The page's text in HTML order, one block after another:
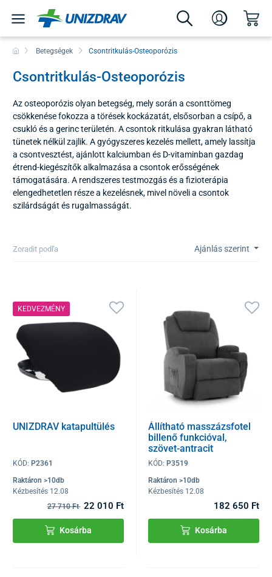
Betegségek Csontritkulás-Osteoporózis
Csontritkulás-Osteoporózis
Az osteoporózis olyan betegség, mely során a csonttömeg
csökkenése fokozza a törések kockázatát, elsősorban a csípő, a
csukló és a gerinc területén. A csontok ritkulása gyakran látható
tünetek nélkül zajlik. A gyógyszeres kezelés mellett, amely lassítja
a csontvesztést, ajánlott kalciumban és D-vitaminban gazdag
étrend-kiegészítők alkalmazása a csontok erősségének
támogatására. A rendszeres testmozgás és a fizioterápia
elengedhetetlen része a kezelésnek, mivel növeli a csontok
szilárdságát és rugalmasságát.
Zoradit podľa Ajánlás szerint
KEDVEZMÉNY
UNIZDRAV katapultülés
KÓD: P2361
Raktáron >10db
Kézbesítés 12.08
27 710 Ft 22 010 Ft
Kosárba
Állítható masszázsfotel
billenő funkcióval,
szövet-antracit
KÓD: P3519
Raktáron >10db
Kézbesítés 12.08
182 650 Ft
Kosárba